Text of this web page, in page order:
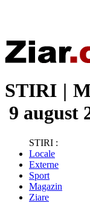
STIRI |
9 august
STIRI :
Locale
Externe
Sport
Magazin
Ziare